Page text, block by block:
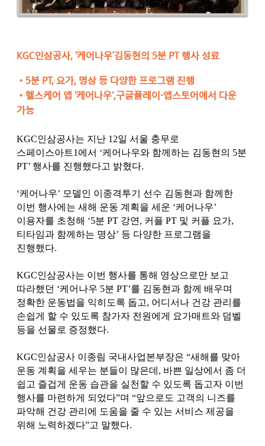
KGC인삼공사, ‘케어나우’김동현의 5분 PT 행사 성료
• 5분 PT, 요가, 명상 등 다양한 프로그램 진행
• 헬스케어 앱 '케어나우',구글플레이·앱스토어에서 다운
가능
KGC인삼공사는 지난 12일 서울 충무로
스페이스아트1에서 ‘케어나우와 함께하는 김동현의 5분
PT’ 행사를 진행했다고 밝혔다.
‘케어나우’ 모델인 이종격투기 선수 김동현과 함께한
이번 행사에는 새해 운동 계획을 세운 ‘케어나우’
이용자를 초청해 ‘5분 PT 강연, 커플 PT 및 커플 요가,
티타임과 함께하는 명상’ 등 다양한 프로그램을
진행했다.
KGC인삼공사는 이번 행사를 통해 영상으로만 보고
따라했던 ‘케어나우 5분 PT’를 김동현과 함께 배우며
정확한 운동법을 익히도록 돕고, 어디서나 건강 관리를
손쉽게 할 수 있도록 참가자 전원에게 요가매트와 덤벨
등을 선물로 증정했다.
KGC인삼공사 이종림 국내사업본부장은 “새해를 맞아
운동 계획을 세우는 분들이 많은데, 바쁜 일상에서 좀 더
쉽고 즐겁게 운동 습관을 실천할 수 있도록 돕고자 이번
행사를 마련하게 되었다”며 “앞으로도 고객의 니즈를
파악해 건강 관리에 도움을 줄 수 있는 서비스 제공을
위해 노력하겠다”고 말했다.